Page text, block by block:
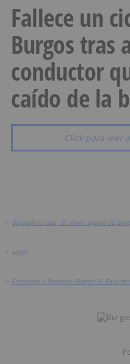
Fallece un
Burgos tras
conductor
caído de la
Click para leer
> BurgosNoticias - El diario digital de
> Local
> Economía y Empresa Burgos: El Paro